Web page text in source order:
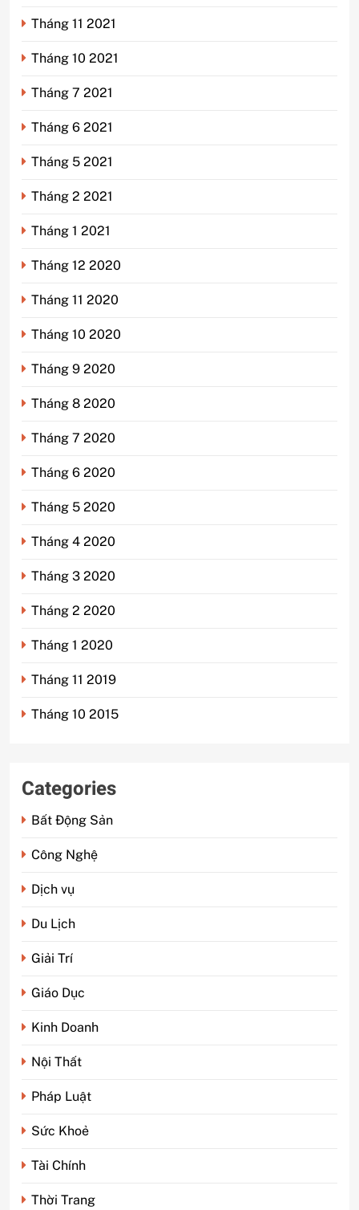
Tháng 11 2021
Tháng 10 2021
Tháng 7 2021
Tháng 6 2021
Tháng 5 2021
Tháng 2 2021
Tháng 1 2021
Tháng 12 2020
Tháng 11 2020
Tháng 10 2020
Tháng 9 2020
Tháng 8 2020
Tháng 7 2020
Tháng 6 2020
Tháng 5 2020
Tháng 4 2020
Tháng 3 2020
Tháng 2 2020
Tháng 1 2020
Tháng 11 2019
Tháng 10 2015
Categories
Bất Động Sản
Công Nghệ
Dịch vụ
Du Lịch
Giải Trí
Giáo Dục
Kinh Doanh
Nội Thất
Pháp Luật
Sức Khoẻ
Tài Chính
Thời Trang
5